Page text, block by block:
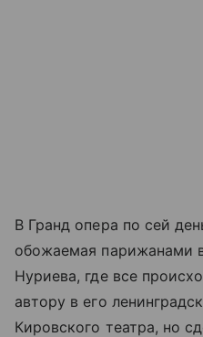
В Гранд опера по сей
обожаемая парижанами
Нуриева, где все
автору в его
Кировского театра, но